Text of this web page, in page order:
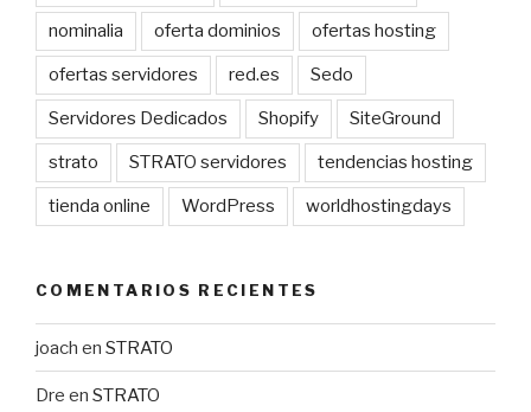
nominalia oferta dominios ofertas hosting
ofertas servidores red.es Sedo
Servidores Dedicados Shopify SiteGround
strato STRATO servidores tendencias hosting
tienda online WordPress worldhostingdays
COMENTARIOS RECIENTES
joach en STRATO
Dre en STRATO